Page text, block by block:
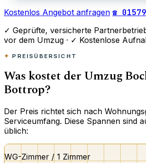
Kostenlos Angebot anfragen ☎
✓ Geprüfte, versicherte
vor dem Umzug · ✓ Kostenlose
PREISÜBERSICHT
Was kostet der Umzug
Bottrop?
Der Preis richtet sich nach
Serviceumfang. Diese Spannen sind
üblich:
WG-Zimmer / 1 Zimmer